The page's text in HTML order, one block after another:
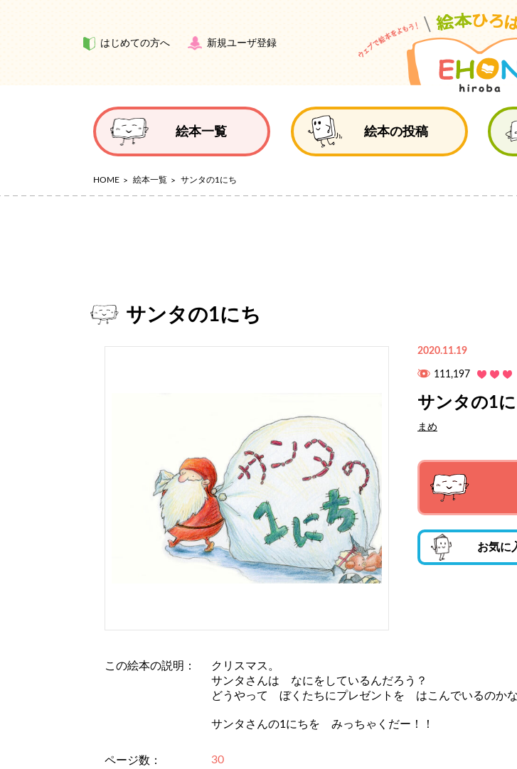
はじめての方へ 新規ユーザ登録
絵本一覧 絵本の投稿
HOME 絵本一覧 サンタの1にち
サンタの1にち
2020.11.19
111,197
サンタの1
まめ
お気に
この絵本の説明：
クリスマス。
サンタさんは なにをしているんだろう？
どうやって ぼくたちにプレゼントを はこんでいるのかな
サンタさんの1にちを みっちゃくだー！！
ページ数： 30